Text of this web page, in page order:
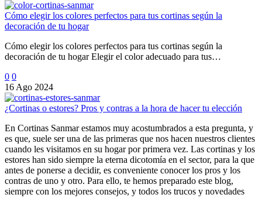
Cómo elegir los colores perfectos para tus cortinas según la
decoración de tu hogar
Cómo elegir los colores perfectos para tus cortinas según la
decoración de tu hogar Elegir el color adecuado para tus…
0 0
16 Ago 2024
¿Cortinas o estores? Pros y contras a la hora de hacer tu elección
En Cortinas Sanmar estamos muy acostumbrados a esta pregunta, y
es que, suele ser una de las primeras que nos hacen nuestros clientes
cuando les visitamos en su hogar por primera vez. Las cortinas y los
estores han sido siempre la eterna dicotomía en el sector, para la que
antes de ponerse a decidir, es conveniente conocer los pros y los
contras de uno y otro. Para ello, te hemos preparado este blog,
siempre con los mejores consejos, y todos los trucos y novedades